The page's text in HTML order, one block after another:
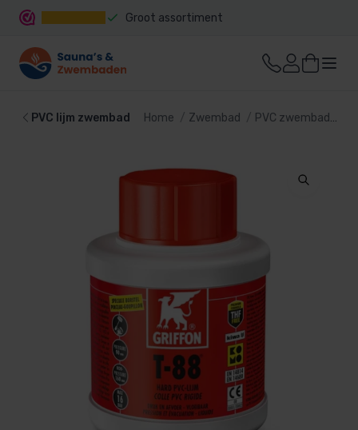
Groot assortiment
PVC lijm zwembad Home Zwembad PVC zwembad